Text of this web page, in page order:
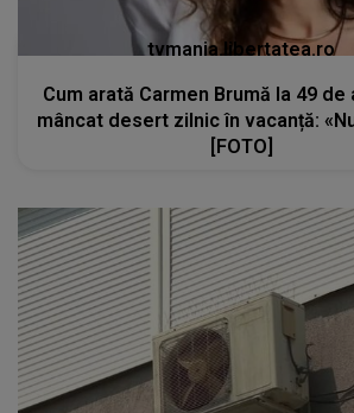
tvmania.libertatea.ro
Cum arată Carmen Brumă la 49 de
mâncat desert zilnic în vacanță:
[FOTO]